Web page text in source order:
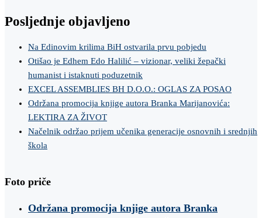
Posljednje objavljeno
Na Edinovim krilima BiH ostvarila prvu pobjedu
Otišao je Edhem Edo Halilić – vizionar, veliki žepački
humanist i istaknuti poduzetnik
EXCEL ASSEMBLIES BH D.O.O.: OGLAS ZA POSAO
Održana promocija knjige autora Branka Marijanovića:
LEKTIRA ZA ŽIVOT
Načelnik održao prijem učenika generacije osnovnih i srednjih
škola
Foto priče
Održana promocija knjige autora Branka